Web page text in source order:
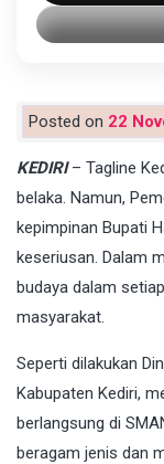
Posted on 22
KEDIRI– Tagline
belaka. Namun,
kepimpinan Bupati
keseriusan. Dalam
budaya dalam
masyarakat.
Seperti dilakukan
Kabupaten Kediri,
berlangsung di
beragam jenis dan